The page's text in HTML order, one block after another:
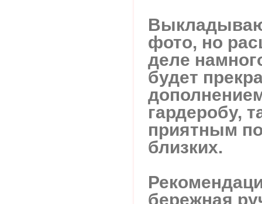
фото, но
деле
будет
гардеробу,
приятным
близких.
бережная